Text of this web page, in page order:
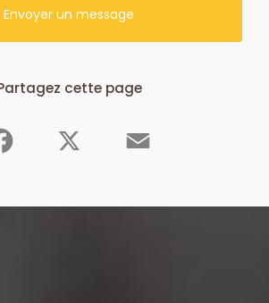
Envoyer un message
cette page